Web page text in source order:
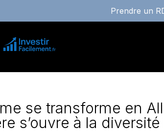
Prendre un
se transforme en
s’ouvre à la